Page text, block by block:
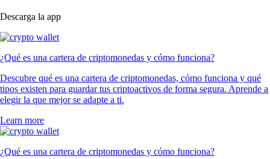
Descarga la app
¿Qué es una cartera de criptomonedas y cómo funciona?
Descubre qué es una cartera de criptomonedas, cómo funciona y qué
tipos existen para guardar tus criptoactivos de forma segura. Aprende a
elegir la que mejor se adapte a ti.
Learn more
¿Qué es una cartera de criptomonedas y cómo funciona?